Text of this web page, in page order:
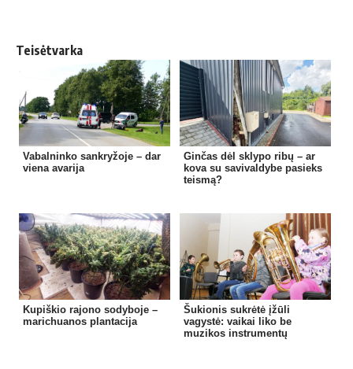
Teisėtvarka
Vabalninko sankryžoje – dar
viena avarija
Ginčas dėl sklypo ribų – ar
kova su savivaldybe pasieks
teismą?
Kupiškio rajono sodyboje –
marichuanos plantacija
Šukionis sukrėtė įžūli
vagystė: vaikai liko be
muzikos instrumentų